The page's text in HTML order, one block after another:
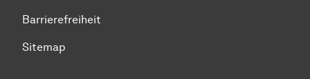
Barrierefreiheit
Sitemap